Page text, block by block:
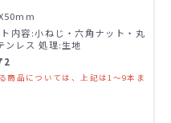
内容:小ねじ・六角ナット・丸
レス 処理:生地
商品については、上記は1～9本ま